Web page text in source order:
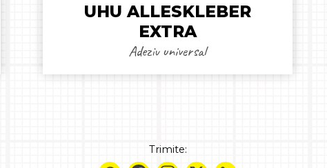
UHU ALLESKLEBER
EXTRA
Adeziv universal
Trimite: